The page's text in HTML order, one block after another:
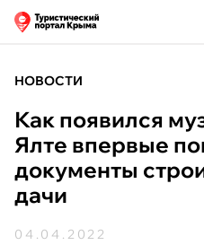
НОВОСТИ
Как появился
Ялте впервые
документы
дачи
04.04.2022